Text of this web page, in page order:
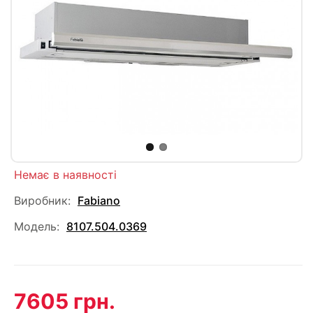
Немає в наявності
Виробник: Fabiano
Модель: 8107.504.0369
7605 грн.